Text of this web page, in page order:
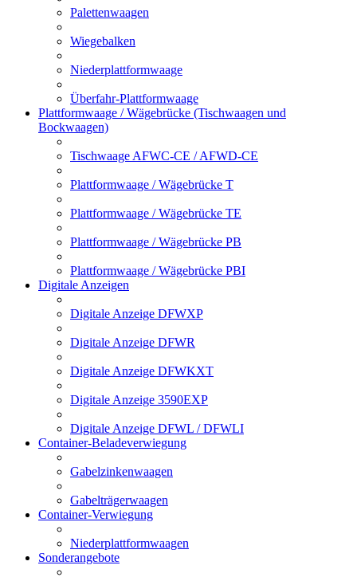
Palettenwaagen
Wiegebalken
Niederplattformwaage
Überfahr-Plattformwaage
Plattformwaage / Wägebrücke (Tischwaagen und
Bockwaagen)
Tischwaage AFWC-CE / AFWD-CE
Plattformwaage / Wägebrücke T
Plattformwaage / Wägebrücke TE
Plattformwaage / Wägebrücke PB
Plattformwaage / Wägebrücke PBI
Digitale Anzeigen
Digitale Anzeige DFWXP
Digitale Anzeige DFWR
Digitale Anzeige DFWKXT
Digitale Anzeige 3590EXP
Digitale Anzeige DFWL / DFWLI
Container-Beladeverwiegung
Gabelzinkenwaagen
Gabelträgerwaagen
Container-Verwiegung
Niederplattformwaagen
Sonderangebote